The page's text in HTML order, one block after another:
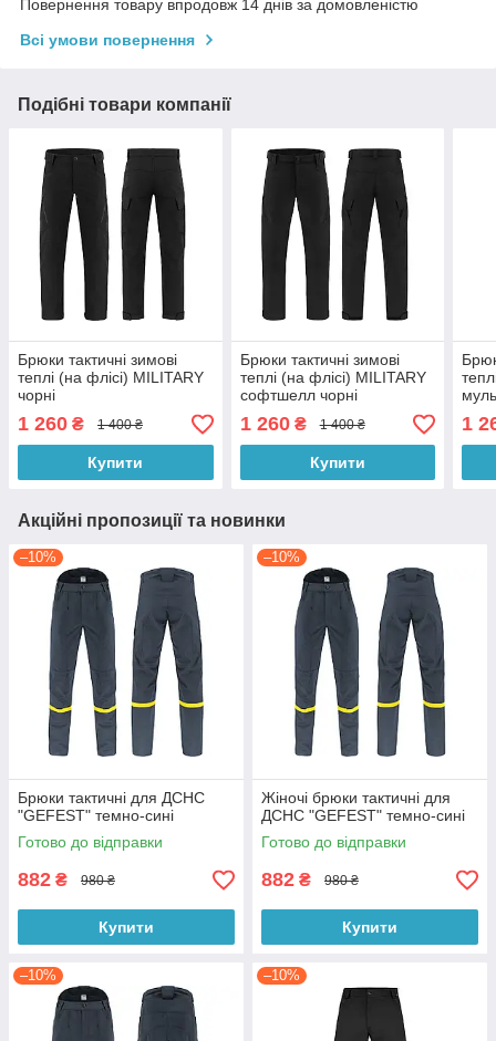
Повернення товару впродовж 14 днів за домовленістю
Всі умови повернення
Подібні товари компанії
Брюки тактичні зимові
теплі (на флісі) MILITARY
чорні
1 260 ₴ 1 400 ₴
Купити
Брюки тактичні зимові
теплі (на флісі) MILITARY
софтшелл чорні
1 260₴ 1 400 ₴
Купити
1
Акційні пропозиції та новинки
–10%
Брюки тактичні для ДСНС
"GEFEST" темно-сині
Готово до відправки
882 ₴ 980 ₴
Купити
–10%
Жіночі брюки тактичні для
ДСНС "GEFEST" темно-сині
Готово до відправки
882 ₴ 980 ₴
Купити
–10% –10%